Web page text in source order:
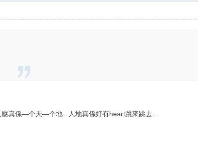
真係—个天—个地...人地真係好有heart跳來跳去...